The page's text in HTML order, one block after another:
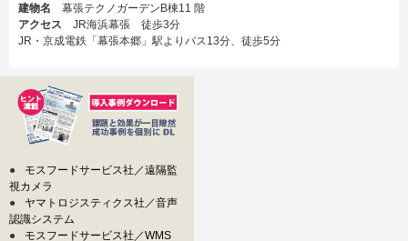
建物名 幕張テクノガーデンB棟11 階
アクセス JR海浜幕張 徒歩3分
JR・京成電鉄「幕張本郷」駅よりバス13分、徒歩5分
●
モスフードサービス社／遠隔監
視カメラ
●
ヤマトロジスティクス社／音声
認識システム
●
モスフードサービス社／WMS